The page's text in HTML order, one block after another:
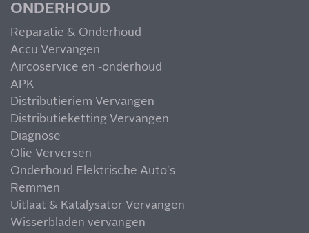
MIS NIETS
ONDERHOUD
Reparatie & Onderhoud
Accu Vervangen
Aircoservice en -onderhoud
APK
Distributieriem Vervangen
Distributieketting Vervangen
Diagnose
Olie Verversen
Onderhoud Elektrische Auto's
Remmen
Uitlaat & Katalysator Vervangen
Wisserbladen vervangen